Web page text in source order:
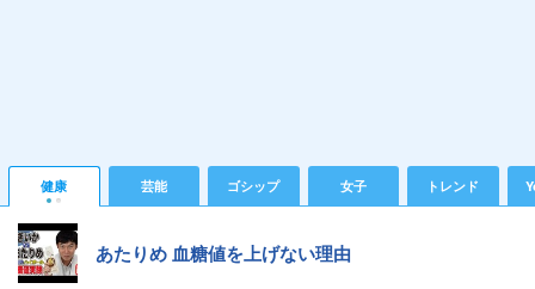
健康 芸能 ゴシップ 女子 トレンド
あたりめ 血糖値を上げない理由